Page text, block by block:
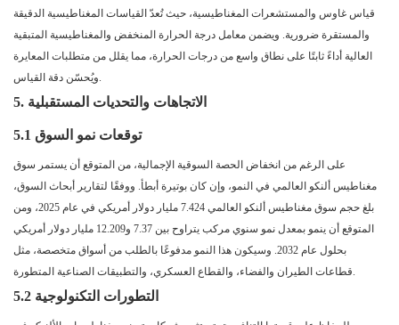
قياس غاوس والمستشعرات المغناطيسية، حيث تُعدّ القياسات المغناطيسية الدقيقة
والمستقرة ضرورية. ويضمن معامل درجة الحرارة المنخفض والمغناطيسية المتبقية
العالية أداءً ثابتًا على نطاق واسع من درجات الحرارة، مما يقلل من متطلبات المعايرة
ويُحسّن دقة القياس.
5. الاتجاهات والتحديات المستقبلية
5.1 توقعات نمو السوق
على الرغم من انخفاض الحصة السوقية الإجمالية، من المتوقع أن يستمر سوق
مغناطيس ألنكو العالمي في النمو، وإن كان بوتيرة أبطأ. ووفقًا لتقارير أبحاث السوق،
بلغ حجم سوق مغناطيس ألنكو العالمي
7.424 مليار دولار أمريكي في عام 2025، ومن
المتوقع أن ينمو بمعدل نمو سنوي مركب يتراوح بين 7.37
و12.209 مليار دولار أمريكي
بحلول عام 2032. وسيكون هذا النمو مدفوعًا بالطلب من أسواق متخصصة، مثل
قطاعات الطيران والفضاء، والقطاع العسكري، والتطبيقات الصناعية المتطورة.
5.2 التطورات التكنولوجية